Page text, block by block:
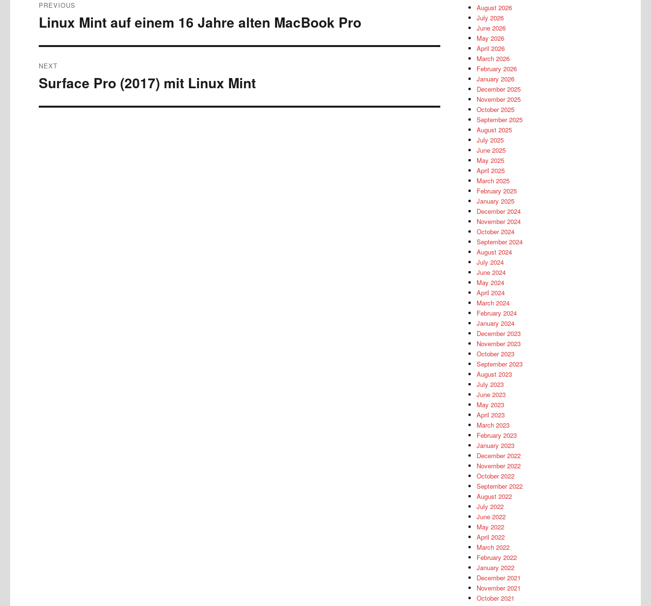
navigation
PREVIOUS
Previous
Linux Mint auf einem 16 Jahre alten MacBook Pro
NEXT
Next
Surface Pro (2017) mit Linux Mint
August 2026
July 2026
June 2026
May 2026
April 2026
March 2026
February 2026
January 2026
December 2025
November 2025
October 2025
September 2025
August 2025
July 2025
June 2025
May 2025
April 2025
March 2025
February 2025
January 2025
December 2024
November 2024
October 2024
September 2024
August 2024
July 2024
June 2024
May 2024
April 2024
March 2024
February 2024
January 2024
December 2023
November 2023
October 2023
September 2023
August 2023
July 2023
June 2023
May 2023
April 2023
March 2023
February 2023
January 2023
December 2022
November 2022
October 2022
September 2022
August 2022
July 2022
June 2022
May 2022
April 2022
March 2022
February 2022
January 2022
December 2021
November 2021
October 2021